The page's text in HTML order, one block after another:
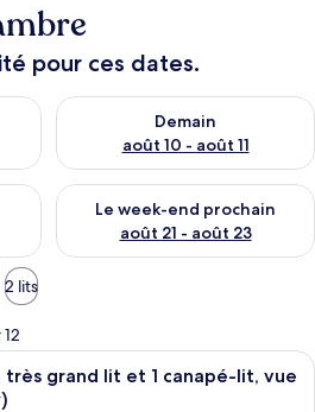
r
s
pour ces dates.
ce soir août 9 - août 10
Demain
août 10 - août 11
Vérifier la disponibilité pour
ce week-end août 14 - août 16
Le week-end prochain
août 21 - août 23
Vérifier la disponibilité pour
2 lits
Une chambre d’hôtel moderne
très grand lit et 1 canapé-lit, vue